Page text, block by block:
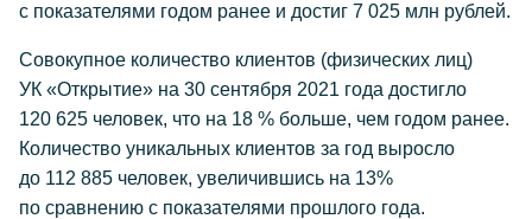
с показателями годом ранее и достиг 7 025 млн рублей.
Совокупное количество клиентов (физических лиц)
УК «Открытие» на 30 сентября 2021 года достигло
120 625 человек, что на 18 % больше, чем годом ранее.
Количество уникальных клиентов за год выросло
до 112 885 человек, увеличившись на 13%
по сравнению с показателями прошлого года.